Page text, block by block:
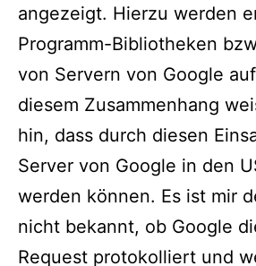
angezeigt. Hierzu werden
Programm-Bibliotheken
von Servern von Google
diesem Zusammenhang
hin, dass durch diesen
Server von Google in den
werden können. Es ist mir
nicht bekannt, ob Google
Request protokolliert und